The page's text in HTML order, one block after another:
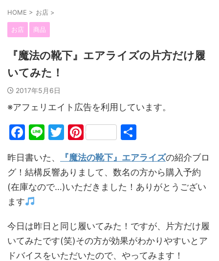
HOME > お店 >
お店 商品
『魔法の靴下』エアライズの片方だけ履
いてみた！
2017年5月6日
※アフェリエイト広告を利用しています。
F
c
e
b
o
o
k
Li
e
T
w
itt
er
Pi
nt
er
e
st
昨日書いた、 『魔法の靴下』エアライズの紹介ブロ
グ！結構反響ありまして、数名の方から購入予約
(在庫なので…)いただきました！ありがとうござい
ます
今日は昨日と同じ履いてみた！ですが、片方だけ履
いてみたです(笑)その方が効果がわかりやすいとア
ドバイスをいただいたので、やってみます！